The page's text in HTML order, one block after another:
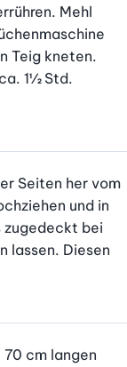
Mehl
Teig kneten.
1½ Std.
Seiten her vom
und in
zugedeckt bei
lassen. Diesen
cm langen